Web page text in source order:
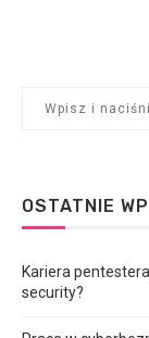
OSTATNIE
Kariera
security?